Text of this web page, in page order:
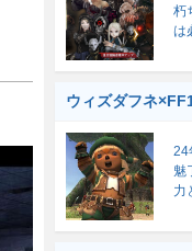
朽
は
ウィズダフネ
24
魅
力